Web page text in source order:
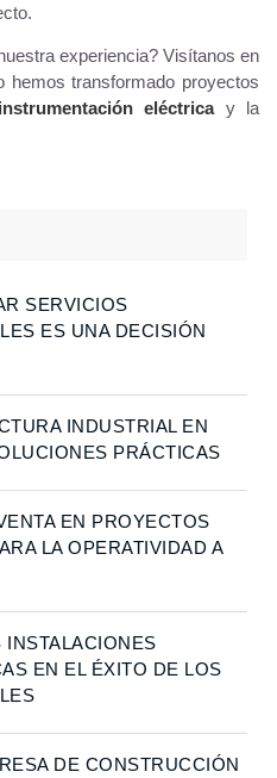
experiencia? Visítanos en
hemos transformado proyectos
instrumentación eléctricay la
SERVICIOS
ES UNA DECISIÓN
INDUSTRIAL EN
PRÁCTICAS
EN PROYECTOS
LA OPERATIVIDAD A
INSTALACIONES
EN EL ÉXITO DE LOS
DE CONSTRUCCIÓN